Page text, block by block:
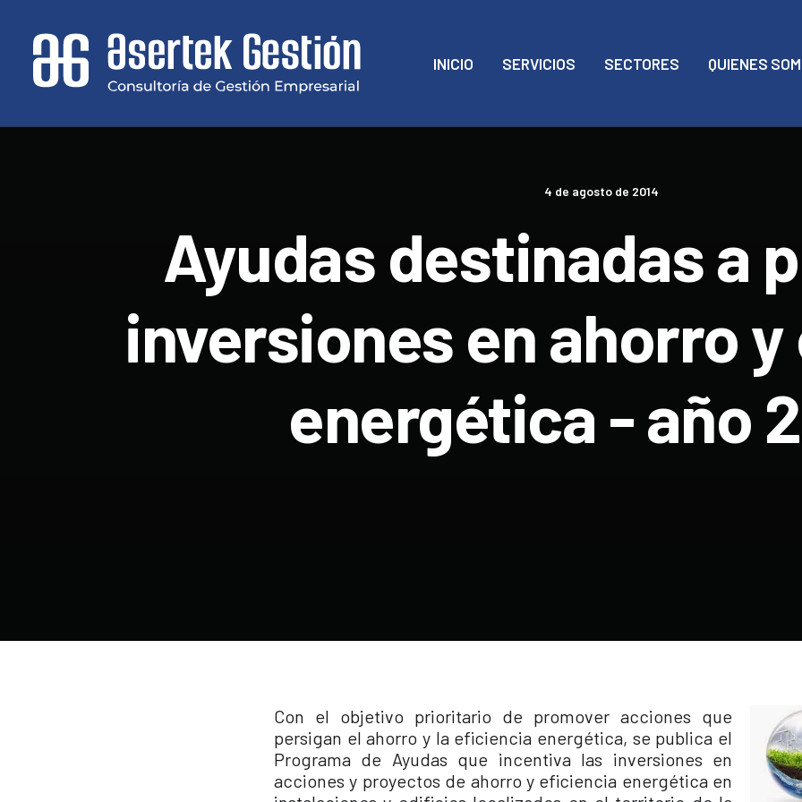
INICIO SERVICIOS SECTORES QUIENES
4 de agosto de 2014
Ayudas destinadas a
inversiones en ahorro
energética - año
Con el objetivo prioritario de promover acciones que
persigan el ahorro y la eficiencia energética, se publica el
Programa de Ayudas que incentiva las inversiones en
acciones y proyectos de ahorro y eficiencia energética en